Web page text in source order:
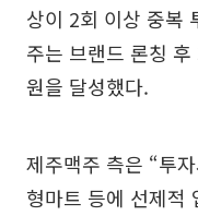
상이 2회 이상 중복
주는 브랜드 론칭
원을 달성했다.
제주맥주 측은 “투
형마트 등에 선제적